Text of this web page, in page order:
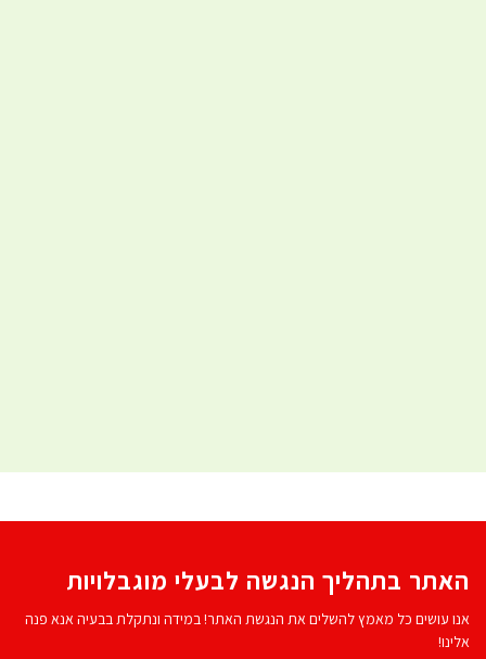
האתר בתהליך הנגשה לבעלי מוגבלויות
אנו עושים כל מאמץ להשלים את הנגשת האתר! במידה ונתקלת בבעיה אנא פנה
אלינו!